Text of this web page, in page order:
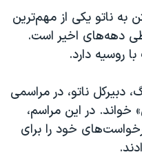
به ناتو یکی از مهم‌ترین
طی دهه‌های اخیر است.
دبیرکل ناتو، در مراسمی
خواند. در این مراسم،
خود را برای